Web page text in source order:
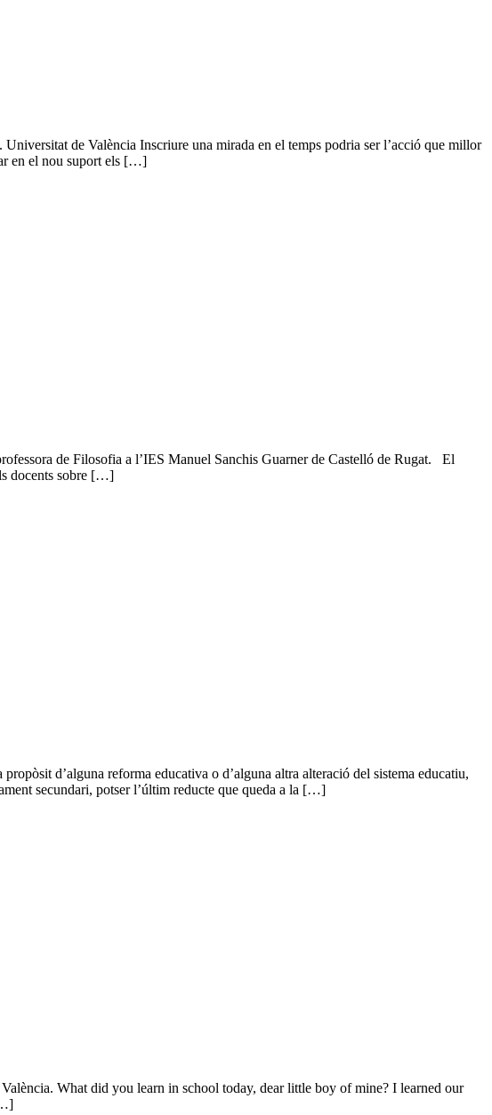
de València Inscriure una mirada en el temps podria ser l’acció que millor
en el nou suport els […]
de Filosofia a l’IES Manuel Sanchis Guarner de Castelló de Rugat. El
docents sobre […]
d’alguna reforma educativa o d’alguna altra alteració del sistema educatiu,
secundari, potser l’últim reducte que queda a la […]
What did you learn in school today, dear little boy of mine? I learned our